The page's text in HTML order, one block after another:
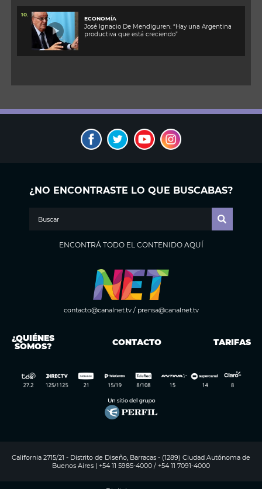
10.
ECONOMÍA
José Ignacio De Mendiguren: “Hay una Argentina
productiva que está creciendo”
¿NO ENCONTRASTE LO QUE BUSCABAS?
ENCONTRÁ TODO EL CONTENIDO AQUÍ
contacto@canalnet.tv/ prensa@canalnet.tv
¿QUIÉNES
SOMOS? CONTACTO TARIFAS
California 2715/21 - Distrito de Diseño, Barracas - (1289) Ciudad Autónoma de
Buenos Aires | +54 11 5985-4000 / +54 11 7091-4000